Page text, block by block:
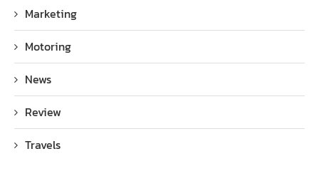
Marketing
Motoring
News
Review
Travels